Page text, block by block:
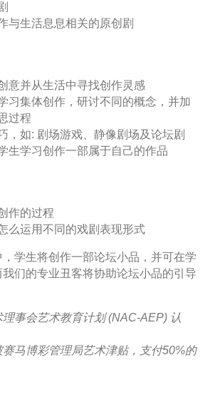
与生活息息相关的原创剧
意并从生活中寻找创作灵感
习集体创作，研讨不同的概念，并加
过程
，如: 剧场游戏、静像剧场及论坛剧
生学习创作一部属于自己的作品
作的过程
么运用不同的戏剧表现形式
学生将创作一部论坛小品，并可在学
们的专业丑客将协助论坛小品的引导
事会艺术教育计划 (NAC-AEP) 认
马博彩管理局艺术津贴，支付50%的